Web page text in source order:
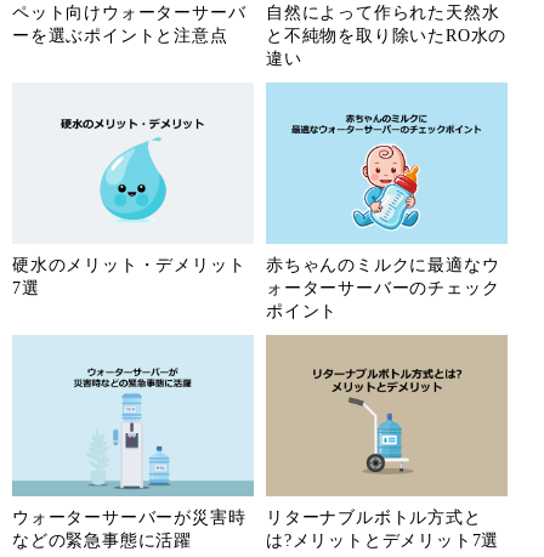
ペット向けウォーターサーバ
ーを選ぶポイントと注意点
自然によって作られた天然水
と不純物を取り除いたRO水の
違い
硬水のメリット・デメリット
7選
赤ちゃんのミルクに最適なウ
ォーターサーバーのチェック
ポイント
ウォーターサーバーが災害時
などの緊急事態に活躍
リターナブルボトル方式と
は?メリットとデメリット7選